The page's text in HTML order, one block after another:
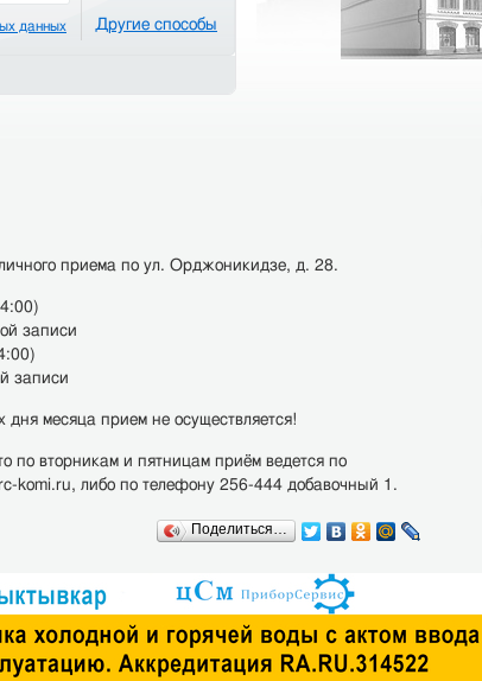
Другие способы
данных
приема по ул. Орджоникидзе, д. 28.
записи
записи
дня месяца прием не осуществляется!
по вторникам и пятницам приём ведется по
komi.ru, либо по телефону 256-444 добавочный 1.
Поделиться…